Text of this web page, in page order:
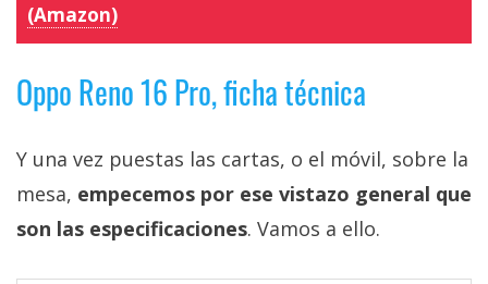
(Amazon)
Oppo Reno 16 Pro, ficha técnica
Y una vez puestas las cartas, o el móvil, sobre la
mesa, empecemos por ese vistazo general que
son las especificaciones. Vamos a ello.